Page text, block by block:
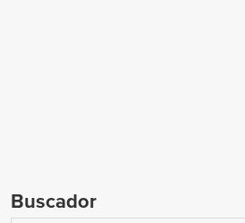
Buscador